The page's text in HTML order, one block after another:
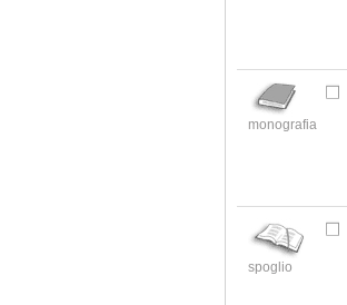
monografia
spoglio